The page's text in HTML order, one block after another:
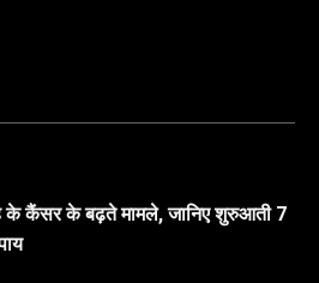
कैंसर के बढ़ते मामले, जानिए शुरुआती 7